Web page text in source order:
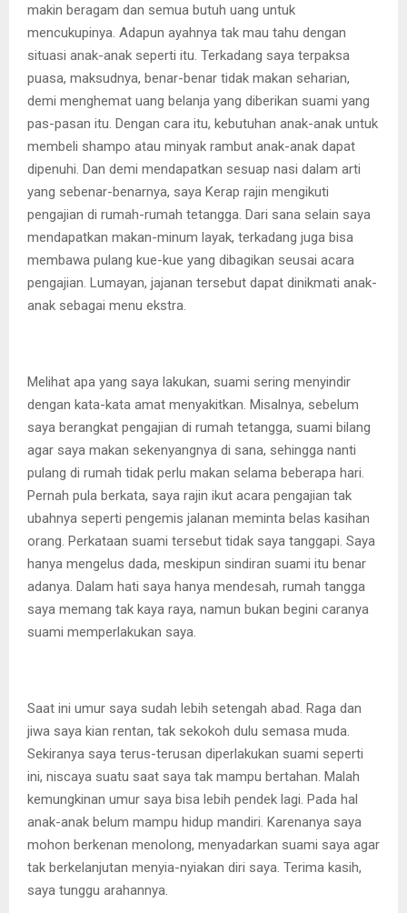
makin beragam dan semua butuh uang untuk
mencukupinya. Adapun ayahnya tak mau tahu dengan
situasi anak-anak seperti itu. Terkadang saya terpaksa
puasa, maksudnya, benar-benar tidak makan seharian,
demi menghemat uang belanja yang diberikan suami yang
pas-pasan itu. Dengan cara itu, kebutuhan anak-anak untuk
membeli shampo atau minyak rambut anak-anak dapat
dipenuhi. Dan demi mendapatkan sesuap nasi dalam arti
yang sebenar-benarnya, saya Kerap rajin mengikuti
pengajian di rumah-rumah tetangga. Dari sana selain saya
mendapatkan makan-minum layak, terkadang juga bisa
membawa pulang kue-kue yang dibagikan seusai acara
pengajian. Lumayan, jajanan tersebut dapat dinikmati anak-
anak sebagai menu ekstra.
Melihat apa yang saya lakukan, suami sering menyindir
dengan kata-kata amat menyakitkan. Misalnya, sebelum
saya berangkat pengajian di rumah tetangga, suami bilang
agar saya makan sekenyangnya di sana, sehingga nanti
pulang di rumah tidak perlu makan selama beberapa hari.
Pernah pula berkata, saya rajin ikut acara pengajian tak
ubahnya seperti pengemis jalanan meminta belas kasihan
orang. Perkataan suami tersebut tidak saya tanggapi. Saya
hanya mengelus dada, meskipun sindiran suami itu benar
adanya. Dalam hati saya hanya mendesah, rumah tangga
saya memang tak kaya raya, namun bukan begini caranya
suami memperlakukan saya.
Saat ini umur saya sudah lebih setengah abad. Raga dan
jiwa saya kian rentan, tak sekokoh dulu semasa muda.
Sekiranya saya terus-terusan diperlakukan suami seperti
ini, niscaya suatu saat saya tak mampu bertahan. Malah
kemungkinan umur saya bisa lebih pendek lagi. Pada hal
anak-anak belum mampu hidup mandiri. Karenanya saya
mohon berkenan menolong, menyadarkan suami saya agar
tak berkelanjutan menyia-nyiakan diri saya. Terima kasih,
saya tunggu arahannya.